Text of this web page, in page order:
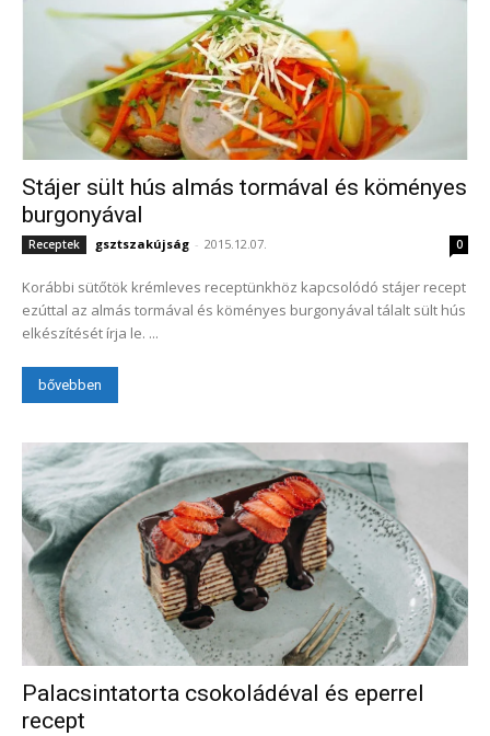
Stájer sült hús almás tormával és köményes
burgonyával
Receptek gsztszakújság - 2015.12.07. 0
Korábbi sütőtök krémleves receptünkhöz kapcsolódó stájer recept
ezúttal az almás tormával és köményes burgonyával tálalt sült hús
elkészítését írja le. ...
bővebben
Palacsintatorta csokoládéval és eperrel
recept